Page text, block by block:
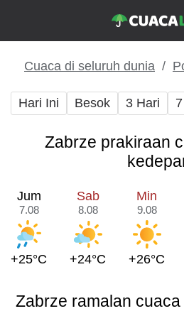
Cuaca di seluruh dunia
Hari Ini Besok 3 Hari
Zabrze prakiraan
Jum
7.08
+25°C
Sab
8.08
+24°C
Min
9.08
+26°C
Zabrze ramalan